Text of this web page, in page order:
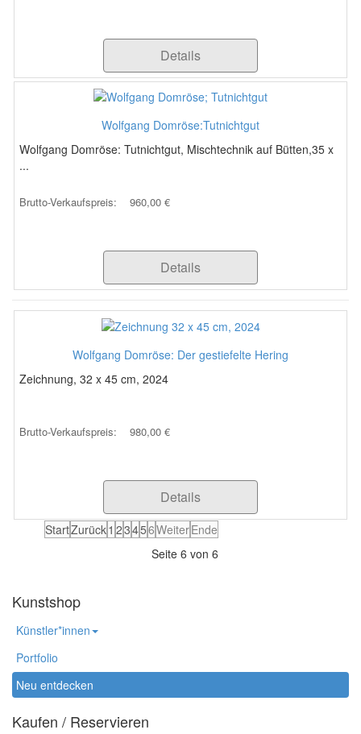
Details
Wolfgang Domröse:Tutnichtgut
Wolfgang Domröse: Tutnichtgut, Mischtechnik auf Bütten,35 x
...
Brutto-Verkaufspreis: 960,00 €
Details
Wolfgang Domröse: Der gestiefelte Hering
Zeichnung, 32 x 45 cm, 2024
Brutto-Verkaufspreis: 980,00 €
Details
StartZurück1 23456WeiterEnde
Seite 6 von 6
Kunstshop
Künstler*innen
Portfolio
Neu entdecken
Kaufen / Reservieren